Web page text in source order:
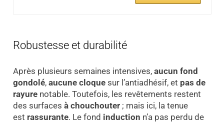
Robustesse et durabilité
Après plusieurs semaines intensives, aucun fond
gondolé, aucune cloquesur l’antiadhésif, et pas de
rayurenotable. Toutefois, les revêtements restent
des surfaces à chouchouter; mais ici, la tenue
est rassurante. Le fond induction n’a pas perdu de